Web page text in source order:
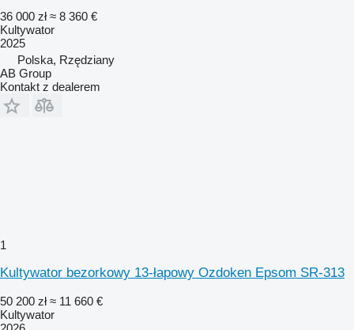
36 000 zł ≈ 8 360 €
Kultywator
2025
Polska, Rzędziany
AB Group
Kontakt z dealerem
1
Kultywator bezorkowy 13-łapowy Ozdoken Epsom SR-313
50 200 zł ≈ 11 660 €
Kultywator